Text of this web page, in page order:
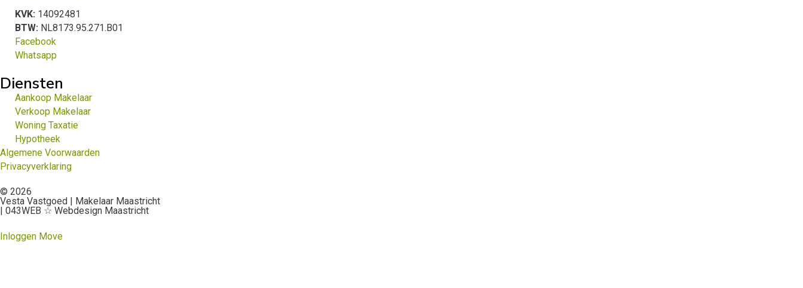
KVK: 14092481
BTW: NL8173.95.271.B01
Facebook
Whatsapp
Diensten
Aankoop Makelaar
Verkoop Makelaar
Woning Taxatie
Hypotheek
Algemene Voorwaarden
Privacyverklaring
© 2026
Vesta Vastgoed | Makelaar Maastricht
| 043WEB ☆ Webdesign Maastricht
Inloggen Move